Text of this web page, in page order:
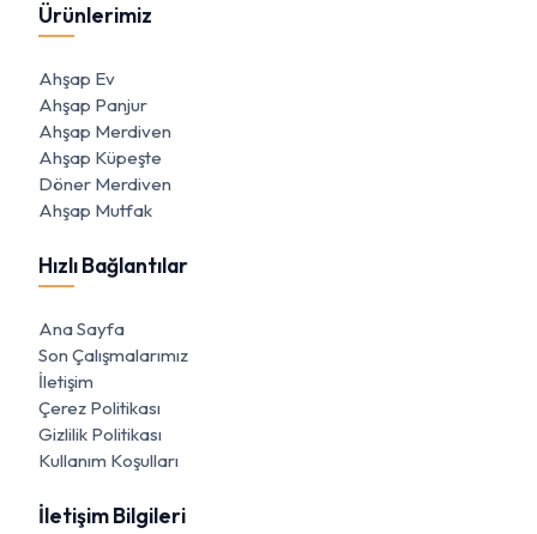
Ürünlerimiz
Ahşap Ev
Ahşap Panjur
Ahşap Merdiven
Ahşap Küpeşte
Döner Merdiven
Ahşap Mutfak
Hızlı Bağlantılar
Ana Sayfa
Son Çalışmalarımız
İletişim
Çerez Politikası
Gizlilik Politikası
Kullanım Koşulları
İletişim Bilgileri